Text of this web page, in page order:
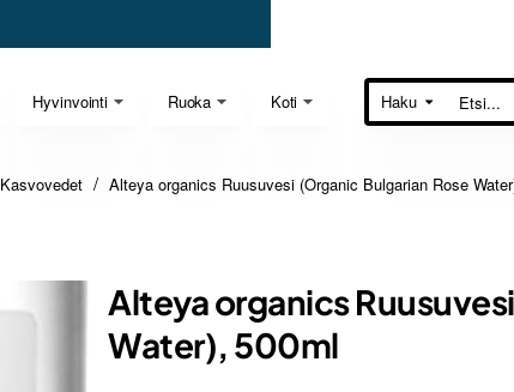
Hyvinvointi Ruoka Koti Haku
Etsi...
Kasvovedet Alteya organics Ruusuvesi (Organic Bulgarian Rose
Alteya organics
Water), 500ml